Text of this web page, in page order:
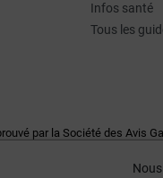
Infos santé
Tous les
par la Société des Avis